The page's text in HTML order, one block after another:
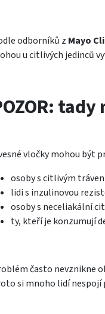
odborníků z Mayo
u citlivých jedinců
vločky mohou být
osoby s citlivým
lidi s inzulinovou
osoby s neceliakální
ty, kteří je konzumují
často nevznikne
si mnoho lidí nespojí